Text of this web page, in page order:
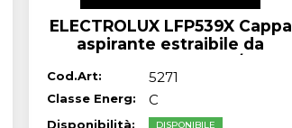
ELECTROLUX LFP539X Cappa
aspirante estraibile da
cm
Cod.Art: 5271
Classe Energ: C
Disponibilità:
DISPONIBILE